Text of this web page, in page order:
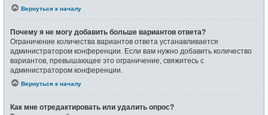
Вернуться к началу
Почему я не могу добавить больше вариантов ответа?
Ограничение количества вариантов ответа устанавливается
администратором конференции. Если вам нужно добавить количество
вариантов, превышающее это ограничение, свяжитесь с
администратором конференции.
Вернуться к началу
Как мне отредактировать или удалить опрос?